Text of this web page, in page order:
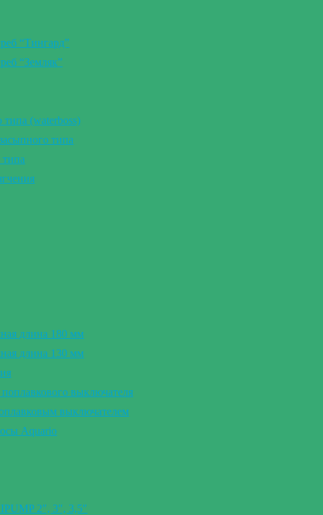
“Тингард”
“Земляк”
(waterboss)
типа
длина 180 мм
длина 130 мм
выключателя
выключателем
Aquario
2″, 3″, 3,5″